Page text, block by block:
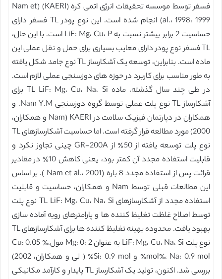
فسفر توسط موسسه تحقیقات انرژی اتمی کره (KAERI) (Nam et
al.، 1998، 1999) انجام شده است. این نوع پودر TL فسفر دارای
حساسیت 2 برابر بیشتر نسبت به LiF: Mg، Cu، P است. با این حال،
TL فسفر نوع پودر دارای معایب بسیاری برای حمل و نقل عملی این
ماده است. بنابراین، توسعه یک آشکارساز TL نوع جامد شکل یافته
به طور مناسب برای کاربرد در حوزه های دوزسنجی عملی لازم است.
در طی چند سال گذشته، ماده TL LiF: Mg، Cu، Na، Si برای
آشکارساز TL نوع پلت عملی توسط گروه دوزسنجی Nam Y.M. و
همکاران در دپارتمان فیزیک سلامت در KAERI (Nam و همکاران،
2000) مورد مطالعه قرار گرفته است. اما حساسیت آشکارسازهای TL
نوع پلت توسعه یافته از 50٪ از GR-200A چینی تجاوز نکرد و
قابلیت استفاده مجدد آن کمتر بود، یعنی کاهش 10٪ در مقادیر
قرائت پس از استفاده مجدد 8 باره (Nam et al.، 2001 ). بر اساس
این مطالعات قبلی توسط Nam و همکاران، حساسیت و قابلیت
استفاده مجدد از آشکارسازهای TL LiF: Mg، Cu، Na، Si نوع پلت
توسط اصلاح غلظت تغلیظ کننده ها و پارامترهای رویه آماده سازی
بهبود یافت. محدوده بهینه تغلیظ کننده ها برای آشکارسازهای TL
نوع پلت LiF: Mg، Cu، Na، Si به عنوان Mg: 0: 2 مول،٪ Cu: 0.05
mol٪، Na: 0.9 mol٪ و Si: 0.9 mol٪ ( لی و همکاران، 2002)
بررسی شد. اکنون، تولید یک آشکارساز TL پایدار و کارآمد مکانیکی